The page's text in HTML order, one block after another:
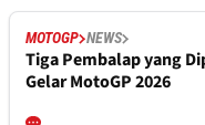
MOTOGP NEWS
Tiga Pembalap yang
Gelar MotoGP 2026